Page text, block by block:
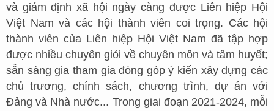
và giám định xã hội ngày càng được Liên hiệp Hội
Việt Nam và các hội thành viên coi trọng. Các hội
thành viên của Liên hiệp Hội Việt Nam đã tập hợp
được nhiều chuyên giỏi về chuyên môn và tâm huyết;
sẵn sàng gia tham gia đóng góp ý kiến xây dựng các
chủ trương, chính sách, chương trình, dự án với
Đảng và Nhà nước... Trong giai đoạn 2021-2024, mỗi